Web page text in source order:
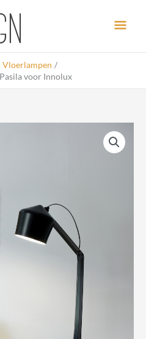
Vloerlampen
voor Innolux